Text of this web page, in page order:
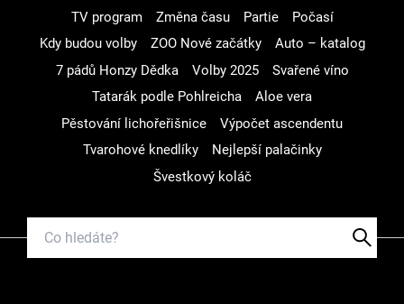
TV program
Změna času Partie
Počasí
Kdy budou volby
ZOO Nové začátky
Auto – katalog
7 pádů Honzy Dědka
Volby 2025
Svařené víno
Tatarák podle Pohlreicha
Aloe vera
Pěstování lichořeřišnice
Výpočet ascendentu
Tvarohové knedlíky
Nejlepší palačinky
Švestkový koláč